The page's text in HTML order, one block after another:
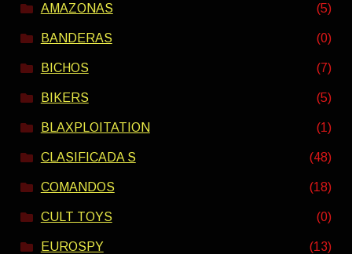
AMAZONAS (5)
BANDERAS (0)
BICHOS (7)
BIKERS (5)
BLAXPLOITATION (1)
CLASIFICADA S (48)
COMANDOS (18)
CULT TOYS (0)
EUROSPY (13)